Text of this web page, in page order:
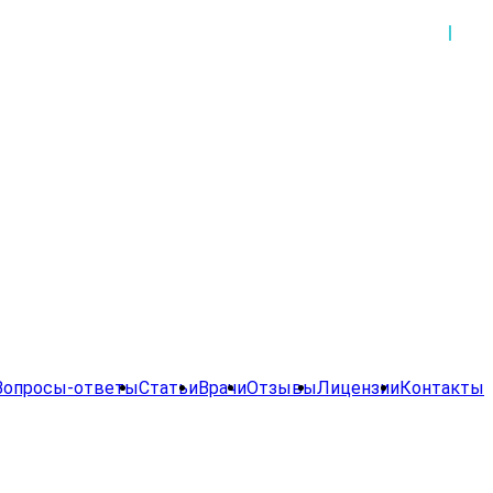
ответыСтатьиВрачиОтзывыЛицензииКонтакты